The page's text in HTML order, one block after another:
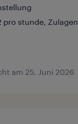
pro stunde, Zulagen
am 25. Juni 2026